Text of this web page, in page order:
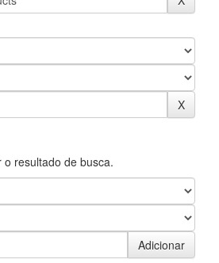
resultado de busca.